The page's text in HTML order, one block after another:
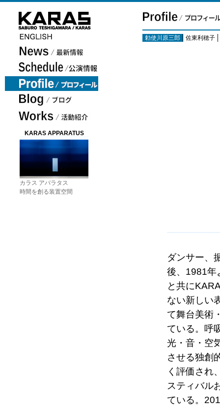
KARAS APPARATUS
カラス アパラタス
時間を創る装置空間
勅使川原三郎 佐東利穂子
ダンサー、
後、1981年
と共に
ない新しい
て舞台美術
ている。呼
光・音・空
させる独創
く評価され
スティバル
ている。